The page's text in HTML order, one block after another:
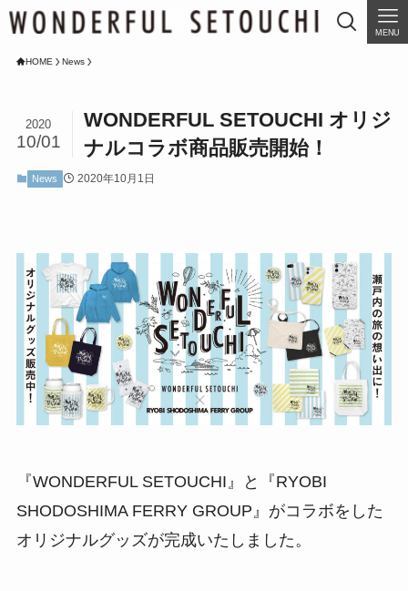
MENU
HOME News
WONDERFUL SETOUCHI オリジ
ナルコラボ商品販売開始！
2020
10/01
News 2020年10月1日
『WONDERFUL SETOUCHI』と『RYOBI
SHODOSHIMA FERRY GROUP』がコラボをした
オリジナルグッズが完成いたしました。